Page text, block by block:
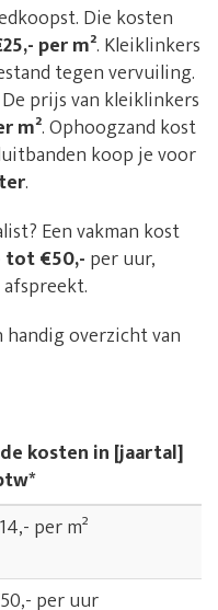
Die kosten
per m². Kleiklinkers
tegen vervuiling.
prijs van kleiklinkers
m². Ophoogzand kost
koop je voor
.
Een vakman kost
tot €50,- per uur,
handig overzicht van
kosten in [jaartal]
per m²
per uur